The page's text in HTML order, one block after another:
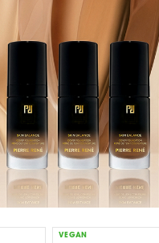
VEGAN